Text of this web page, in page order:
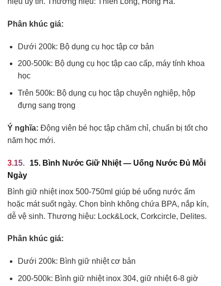
Phân khúc giá:
Dưới 200k: Bộ dụng cụ học tập cơ bản
200-500k: Bộ dụng cụ học tập cao cấp, máy tính khoa
học
Trên 500k: Bộ dụng cụ học tập chuyên nghiệp, hộp
đựng sang trọng
Ý nghĩa: Động viên bé học tập chăm chỉ, chuẩn bị tốt cho
năm học mới.
15. Bình Nước Giữ Nhiệt — Uống Nước Đủ Mỗi
Ngày
Bình giữ nhiệt inox 500-750ml giúp bé uống nước ấm
hoặc mát suốt ngày. Chọn bình không chứa BPA, nắp kín,
dễ vệ sinh. Thương hiệu: Lock&Lock, Corkcircle, Delites.
Phân khúc giá:
Dưới 200k: Bình giữ nhiệt cơ bản
200-500k: Bình giữ nhiệt inox 304, giữ nhiệt 6-8 giờ